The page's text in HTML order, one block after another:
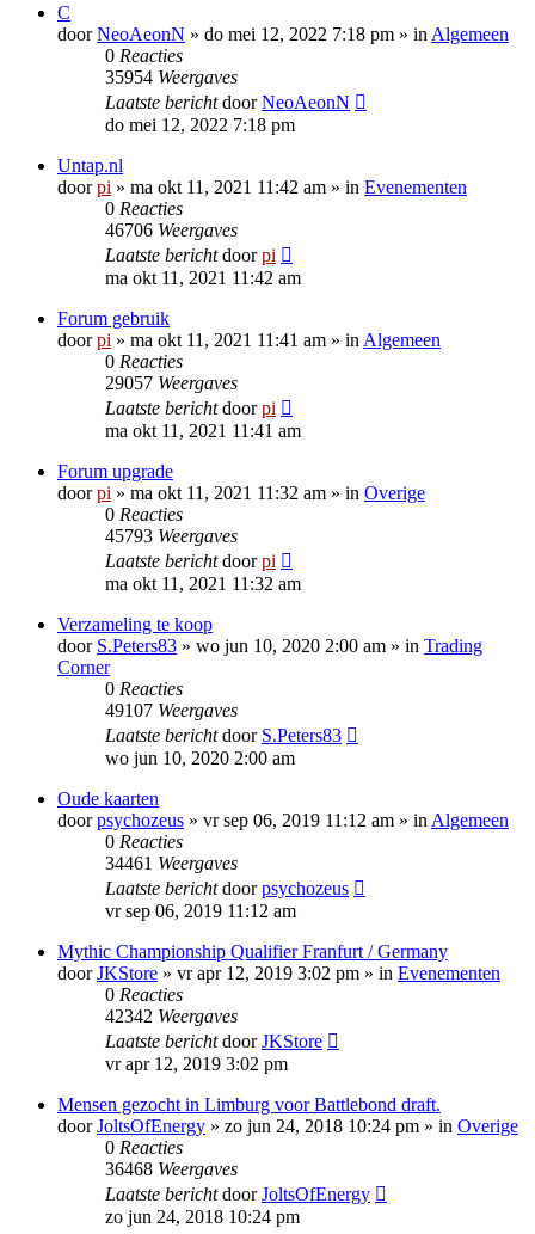
C
doorNeoAeonN » do mei 12, 2022 7:18 pm » in Algemeen
0 Reacties
35954 Weergaves
Laatste berichtdoorNeoAeonN
do mei 12, 2022 7:18 pm
Untap.nl
doorpi » ma okt 11, 2021 11:42 am » in Evenementen
0 Reacties
46706 Weergaves
Laatste berichtdoorpi
ma okt 11, 2021 11:42 am
Forum gebruik
doorpi » ma okt 11, 2021 11:41 am » in Algemeen
0 Reacties
29057 Weergaves
Laatste berichtdoorpi
ma okt 11, 2021 11:41 am
Forum upgrade
doorpi » ma okt 11, 2021 11:32 am » in Overige
0 Reacties
45793 Weergaves
Laatste berichtdoorpi
ma okt 11, 2021 11:32 am
Verzameling te koop
door S.Peters83 » wo jun 10, 2020 2:00 am » in Trading
Corner
0 Reacties
49107 Weergaves
Laatste berichtdoor S.Peters83
wo jun 10, 2020 2:00 am
Oude kaarten
doorpsychozeus » vr sep 06, 2019 11:12 am » in Algemeen
0 Reacties
34461 Weergaves
Laatste berichtdoorpsychozeus
vr sep 06, 2019 11:12 am
Mythic Championship Qualifier Franfurt / Germany
doorJKStore » vr apr 12, 2019 3:02 pm » in Evenementen
0 Reacties
42342 Weergaves
Laatste berichtdoorJKStore
vr apr 12, 2019 3:02 pm
Mensen gezocht in Limburg voor Battlebond draft.
doorJoltsOfEnergy » zo jun 24, 2018 10:24 pm » in Overige
0 Reacties
36468 Weergaves
Laatste berichtdoorJoltsOfEnergy
zo jun 24, 2018 10:24 pm